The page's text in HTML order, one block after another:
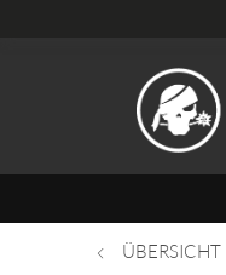
ÜBERSICHT